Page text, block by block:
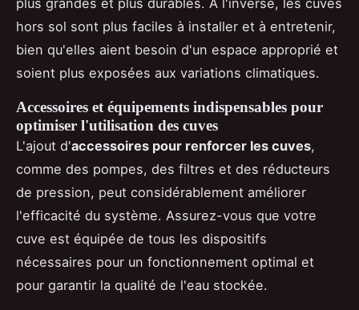
hors sol sont plus faciles à installer et à entretenir,
bien qu'elles aient besoin d'un espace approprié et
soient plus exposées aux variations climatiques.
Accessoires et équipements indispensables pour
optimiser l'utilisation des cuves
L'ajout d'accessoires pour renforcer les cuves,
comme des pompes, des filtres et des réducteurs
de pression, peut considérablement améliorer
l'efficacité du système. Assurez-vous que votre
cuve est équipée de tous les dispositifs
nécessaires pour un fonctionnement optimal et
pour garantir la qualité de l'eau stockée.